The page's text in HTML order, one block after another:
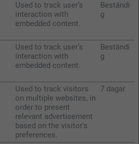
Used to track user’s
interaction with
embedded content.
Beständi
g
Used to track user’s
interaction with
embedded content.
Beständi
g
Used to track visitors
on multiple websites, in
order to present
relevant advertisement
based on the visitor's
preferences.
7 dagar